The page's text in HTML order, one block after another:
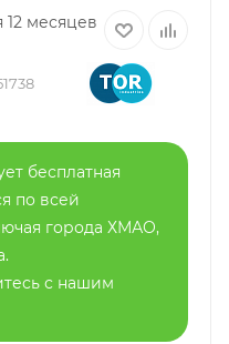
12 месяцев
бесплатная
по всей
города ХМАО,
с нашим